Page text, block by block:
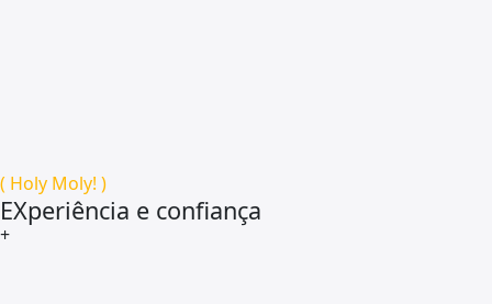
( Holy Moly! )
EXperiência e confiança
+